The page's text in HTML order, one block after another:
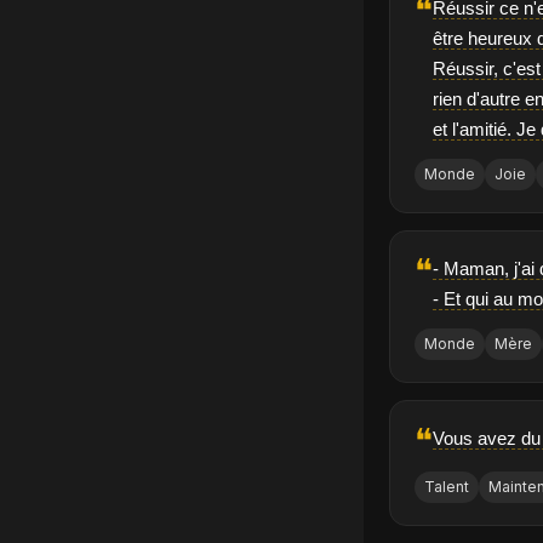
❝Réussir ce
être heureux
Réussir,
rien d'autre
et l'amitié. Je
Monde Joie
❝- Maman, j'ai
- Et qui au
Monde Mère
❝Vous avez
Talent